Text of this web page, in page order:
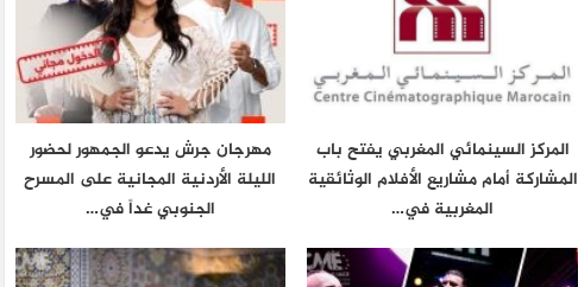
المركز السينمائي المغربي يفتح باب
المشاركة أمام مشاريع الأفلام الوثائقية
المغربية في…
مهرجان جرش يدعو الجمهور لحضور
الليلة الأردنية المجانية على المسرح
الجنوبي غداً في…